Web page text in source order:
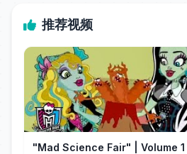
推荐视频
"Mad Science Fair" | Volume 1 |